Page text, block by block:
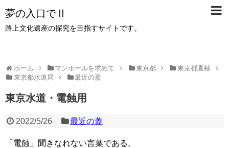
夢の入口でⅡ
路上文化遺産の探究を目指すサイトです。
ホーム マンホールを求めて 東京都
東京都直轄
東京都水道局
最近の蓋
東京水道・電蝕用
2022/5/26 最近の蓋
「電蝕」聞きなれない言葉である。